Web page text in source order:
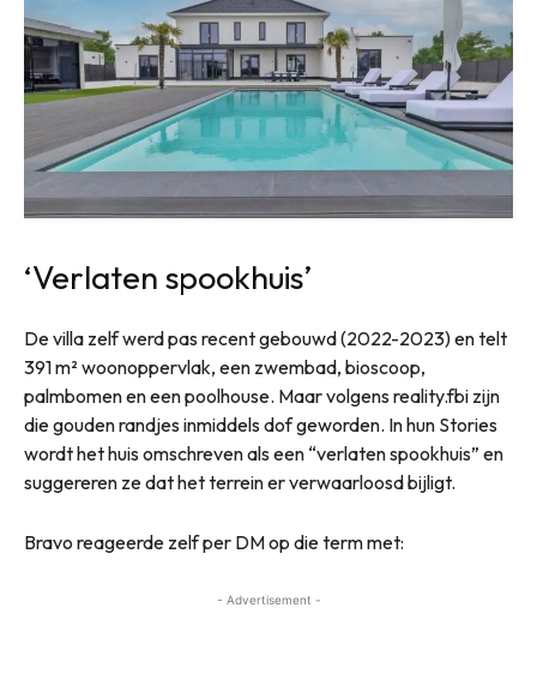
‘Verlaten spookhuis’
De villa zelf werd pas recent gebouwd (2022-2023) en telt
391 m² woonoppervlak, een zwembad, bioscoop,
palmbomen en een poolhouse. Maar volgens reality.fbi zijn
die gouden randjes inmiddels dof geworden. In hun Stories
wordt het huis omschreven als een “verlaten spookhuis” en
suggereren ze dat het terrein er verwaarloosd bijligt.
Bravo reageerde zelf per DM op die term met:
- Advertisement -